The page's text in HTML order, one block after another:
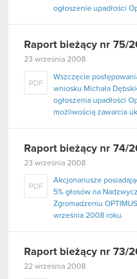
ogłoszenie upadłości
Raport bieżący nr 75/
23 września 2008
PDF
Wszczęcie
wniosku Michała
ogłoszenia upadłości
możliwością zawarcia
Raport bieżący nr 74/
23 września 2008
PDF
Akcjonariusze
5% głosów na
Zgromadzeniu
września 2008 roku.
Raport bieżący nr 73/
22 września 2008